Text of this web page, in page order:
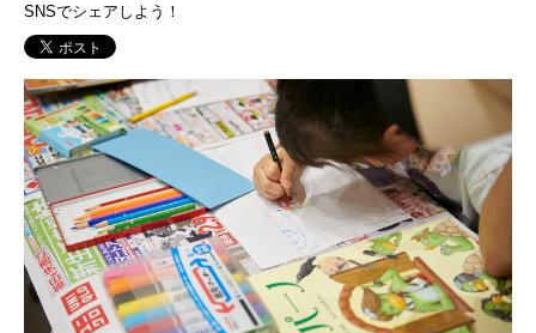
SNSでシェアしよう！